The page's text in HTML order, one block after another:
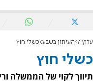
ערוץ 7 העיתון בשבע כשלי חוץ
כשלי חוץ
תיווך לקוי של הממשלה